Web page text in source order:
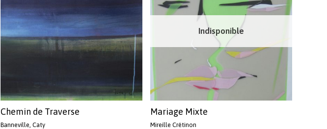
Chemin de Traverse
Banneville, Caty
Indisponible
Mariage Mixte
Mireille Crétinon